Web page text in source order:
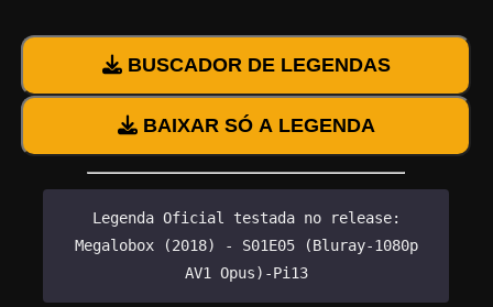
BUSCADOR DE LEGENDAS
BAIXAR SÓ A LEGENDA
Legenda Oficial testada no release:
Megalobox (2018) - S01E05 (Bluray-1080p
AV1 Opus)-Pi13